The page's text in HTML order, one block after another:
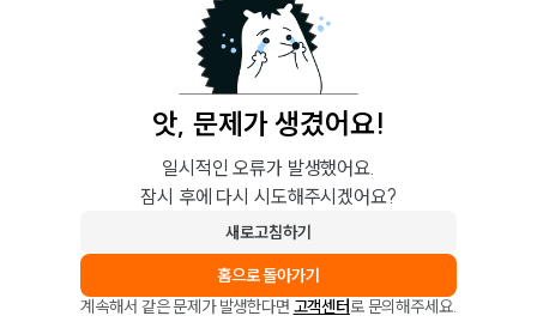
앗, 문제가 생겼어요!
일시적인 오류가 발생했어요.
잠시 후에 다시 시도해주시겠어요?
새로고침하기
홈으로 돌아가기
계속해서 같은 문제가 발생한다면 고객센터로 문의해주세요.